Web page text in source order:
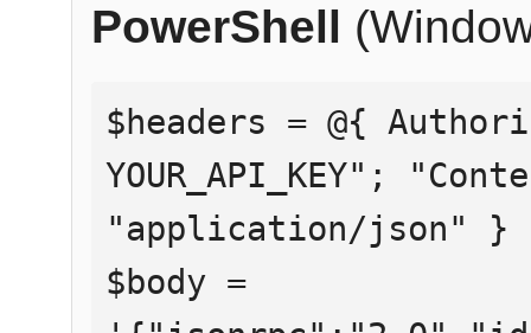
PowerShell
$headers = @{
YOUR_API_KEY";
"application/json" }
$body =